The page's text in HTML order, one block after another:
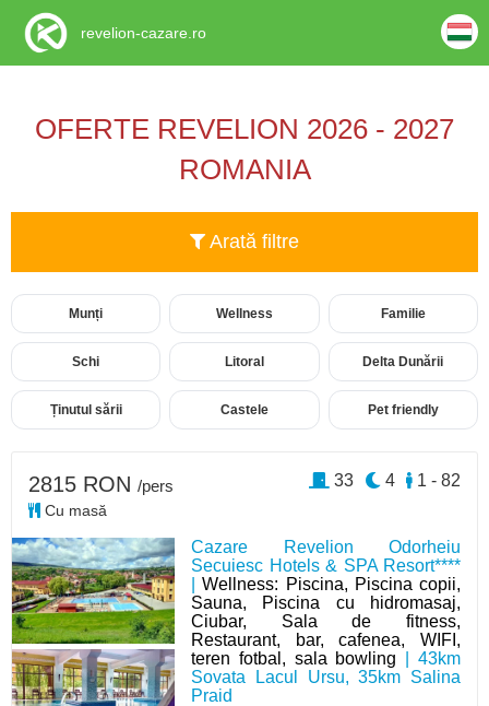
OFERTE REVELION 2026 - 2027
ROMANIA
Arată filtre
Munți Wellness Familie
Schi Litoral Delta Dunării
Ținutul sării Castele Pet friendly
Cazare Revelion Odorheiu
Secuiesc Hotels & SPA Resort****
|Wellness: Piscina, Piscina copii,
Sauna, Piscina cu hidromasaj,
Ciubar, Sala de fitness,
Restaurant, bar, cafenea, WIFI,
teren fotbal, sala bowling | 43km
Sovata Lacul Ursu, 35km Salina
Praid
2815 RON /pers
Cu masă
1 - 82
4
33
revelion-cazare.ro